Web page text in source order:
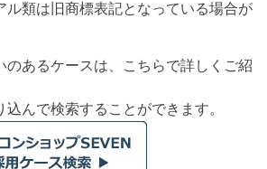
ル類は旧商標表記となっている場合が
のあるケースは、こちらで詳しくご紹
んで検索することができます。